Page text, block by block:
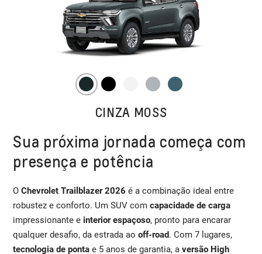
CINZA MOSS
Sua próxima jornada começa com
presença e potência
OChevrolet Trailblazer 2026 é a combinação ideal entre
robustez e conforto. Um SUV comcapacidade de carga
impressionante e interior espaçoso, pronto para encarar
qualquer desafio, da estrada aooff-road. Com 7 lugares,
tecnologia de ponta e 5 anos de garantia, aversão High